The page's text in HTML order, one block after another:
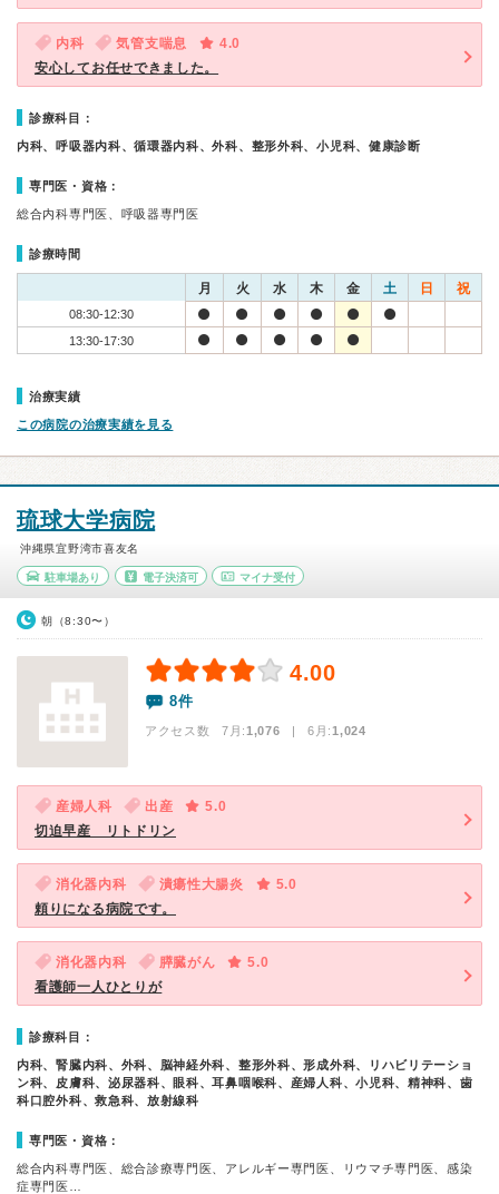
内科 気管支喘息
4.0
安心してお任せできました。
診療科目：
内科、呼吸器内科、循環器内科、外科、整形外科、小児科、健康診断
専門医・資格：
総合内科専門医、呼吸器専門医
診療時間
月 火 水 木 金 土 日 祝
08:30-12:30
13:30-17:30
治療実績
この病院の治療実績を見る
琉球大学病院
沖縄県宜野湾市喜友名
駐車場あり 電子決済可 マイナ受付
朝（8:30〜）
4.00
8件
アクセス数 7月:1,076 | 6月:1,024
産婦人科 出産
5.0
切迫早産 リトドリン
消化器内科 潰瘍性大腸炎
5.0
頼りになる病院です。
消化器内科 膵臓がん
5.0
看護師一人ひとりが
診療科目：
内科、腎臓内科、外科、脳神経外科、整形外科、形成外科、リハビリテーショ
ン科、皮膚科、泌尿器科、眼科、耳鼻咽喉科、産婦人科、小児科、精神科、歯
科口腔外科、救急科、放射線科
専門医・資格：
総合内科専門医、総合診療専門医、アレルギー専門医、リウマチ専門医、感染
症専門医…